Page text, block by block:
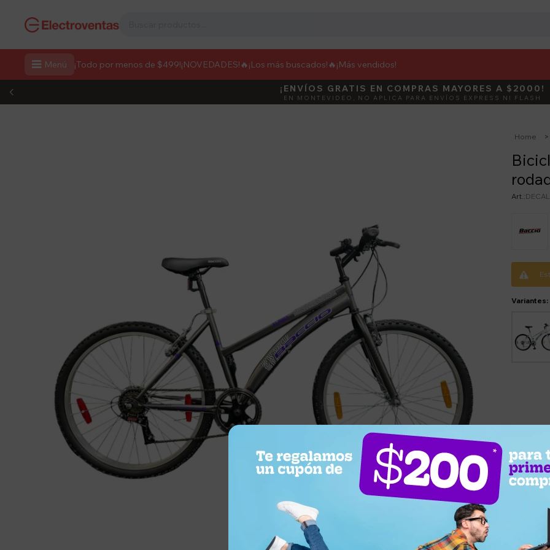
 Menú ¡Todo por menos de $499!¡NOVEDADES! 🔥¡Los más buscados!🔥 ¡Más vendidos!
DEBUT ACTIVÁ
¡ENVÍOS GRATIS EN COMPRAS MAYORES A $2000!
EN MONTEVIDEO, NO APLICA PARA ENVÍOS EXPRESS NI FLASH
Home
Variantes: